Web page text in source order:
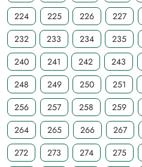
224
225 226 227
232
233 234 235
240
241 242 243
248
249 250 251
256
257 258 259
264
265 266 267
272
273 274 275